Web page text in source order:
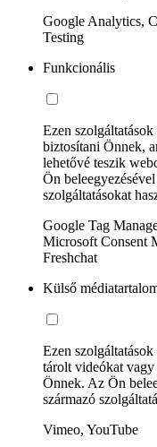
Google Analytics,
Testing
Funkcionális
Ezen
biztosítani Önnek,
lehetővé teszik
Ön
szolgáltatásokat
Google Tag
Microsoft Consent
Freshchat
Külső
Ezen
tárolt videókat vagy
Önnek. Az Ön
származó
Vimeo, YouTube